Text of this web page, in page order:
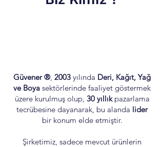
Güvener ®, 2003 yılında Deri, Kağıt, Yağ
ve Boya sektörlerinde faaliyet göstermek
üzere kurulmuş olup, 30 yıllıkpazarlama
tecrübesine dayanarak, bu alanda lider
bir konum elde etmiştir.
Şirketimiz, sadece mevcut ürünlerin